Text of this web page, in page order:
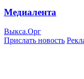
Медиалента
Выкса.Орг
Прислать новость